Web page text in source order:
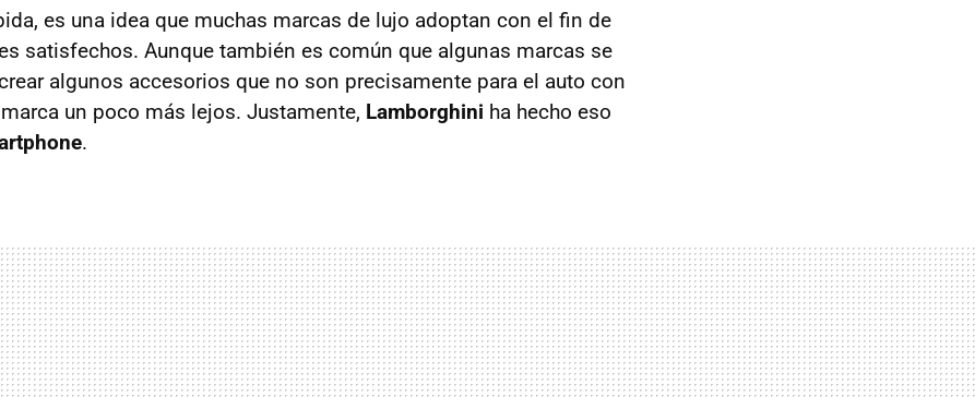
es una idea que muchas marcas de lujo adoptan con el fin de
satisfechos. Aunque también es común que algunas marcas se
algunos accesorios que no son precisamente para el auto con
un poco más lejos. Justamente, Lamborghini ha hecho eso
.